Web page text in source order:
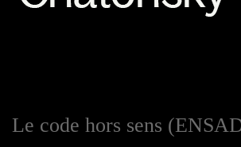
Le code hors sens